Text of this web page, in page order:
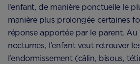
l’enfant, de manière ponctuelle le
manière plus prolongée certaines
réponse apportée par le parent. Au
nocturnes, l’enfant veut retrouver
l’endormissement (câlin, bisous,